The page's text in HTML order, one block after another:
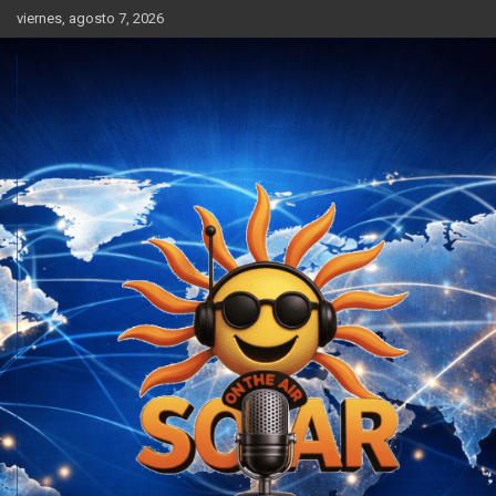
Saltar
al
contenido
viernes, agosto 7, 2026